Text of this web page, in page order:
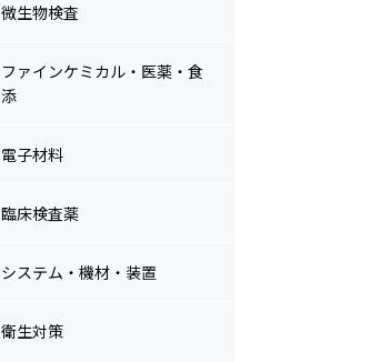
微生物検査
ファインケミカル・医薬・食
添
電子材料
臨床検査薬
システム・機材・装置
衛生対策